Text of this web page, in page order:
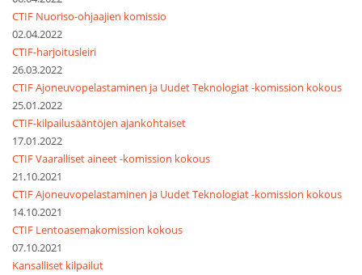
CTIF Nuoriso-ohjaajien komissio
02.04.2022
CTIF-harjoitusleiri
26.03.2022
CTIF Ajoneuvopelastaminen ja Uudet Teknologiat -komission kokous
25.01.2022
CTIF-kilpailusääntöjen ajankohtaiset
17.01.2022
CTIF Vaaralliset aineet -komission kokous
21.10.2021
CTIF Ajoneuvopelastaminen ja Uudet Teknologiat -komission kokous
14.10.2021
CTIF Lentoasemakomission kokous
07.10.2021
Kansalliset kilpailut